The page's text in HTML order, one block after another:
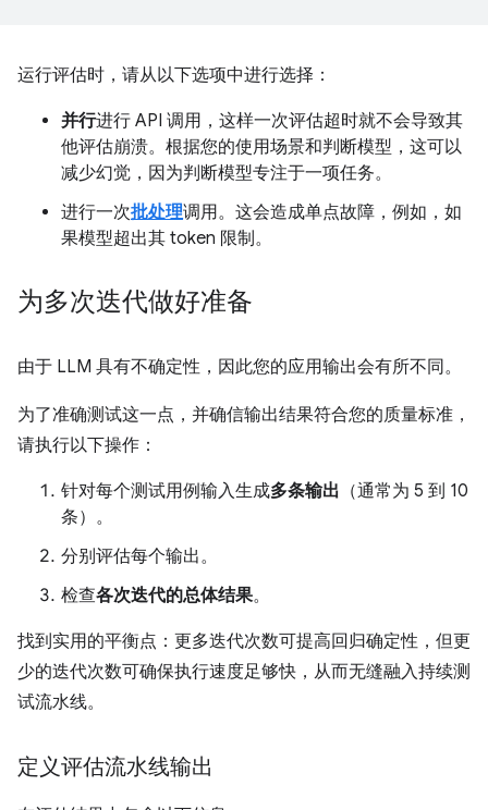
运行评估时，请从以下选项中进行选择：
并行进行 API 调用，这样一次评估超时就不会导致其
他评估崩溃。根据您的使用场景和判断模型，这可以
减少幻觉，因为判断模型专注于一项任务。
进行一次批处理调用。这会造成单点故障，例如，如
果模型超出其 token 限制。
为多次迭代做好准备
由于 LLM 具有不确定性，因此您的应用输出会有所不同。
为了准确测试这一点，并确信输出结果符合您的质量标准，
请执行以下操作：
针对每个测试用例输入生成多条输出 （通常为 5 到 10
条）。
分别评估每个输出。
检查各次迭代的总体结果。
找到实用的平衡点：更多迭代次数可提高回归确定性，但更
少的迭代次数可确保执行速度足够快，从而无缝融入持续测
试流水线。
定义评估流水线输出